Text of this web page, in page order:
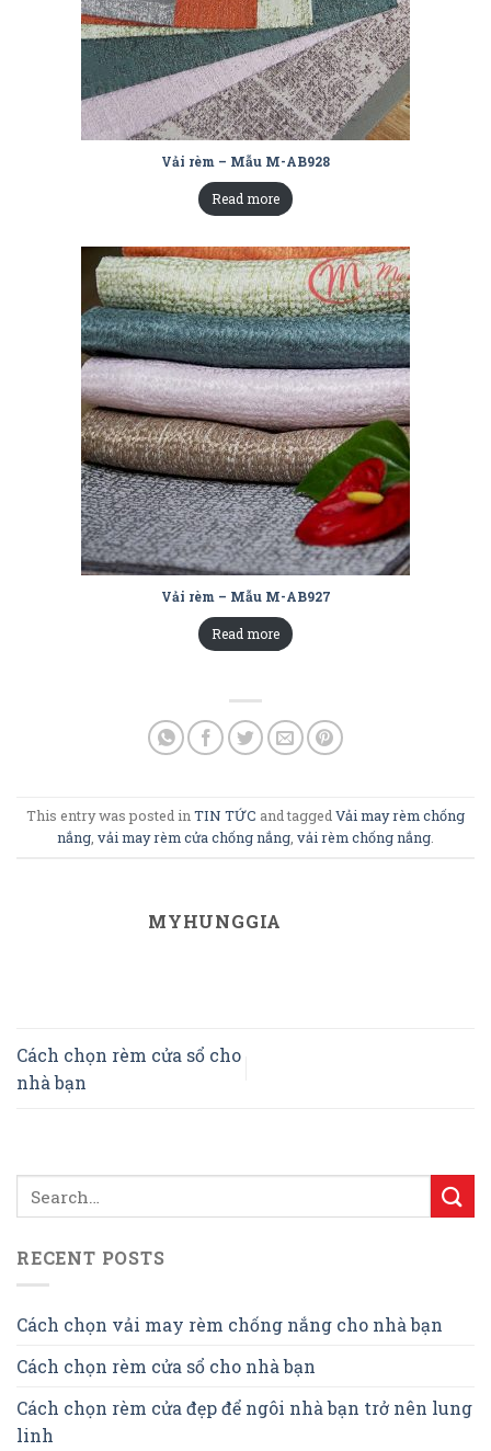
Vải rèm – Mẫu M-AB928
Read more
Vải rèm – Mẫu M-AB927
Read more
This entry was posted in TIN TỨC and tagged Vải may rèm chống
nắng vải may rèm cửa chống nắng vải rèm chống nắng
MYHUNGGIA
Cách chọn rèm cửa sổ cho
nhà bạn
RECENT POSTS
Cách chọn vải may rèm chống nắng cho nhà bạn
Cách chọn rèm cửa sổ cho nhà bạn
Cách chọn rèm cửa đẹp để ngôi nhà bạn trở nên lung
linh